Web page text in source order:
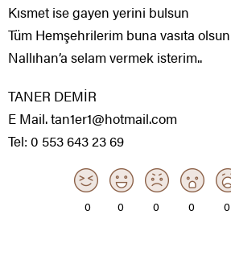
Kısmet ise gayen yerini bulsun
Tüm Hemşehrilerim buna vasıta olsun
Nallıhan’a selam vermek isterim..
TANER DEMİR
E Mail. tan1er1@hotmail.com
Tel: 0 553 643 23 69
0 0 0 0 0